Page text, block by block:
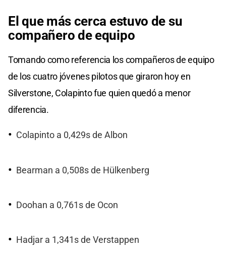
El que más cerca estuvo de su
compañero de equipo
Tomando como referencia los compañeros de equipo
de los cuatro jóvenes pilotos que giraron hoy en
Silverstone, Colapinto fue quien quedó a menor
diferencia.
Colapinto a 0,429s de Albon
Bearman a 0,508s de Hülkenberg
Doohan a 0,761s de Ocon
Hadjar a 1,341s de Verstappen